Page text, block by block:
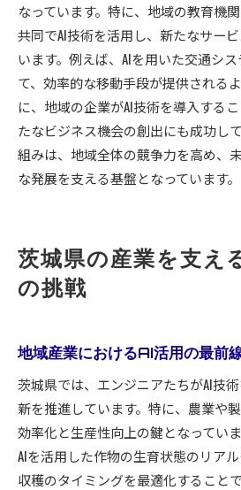
なっています。特に、地域の教育機
共同でAI技術を活用し、新たなサー
います。例えば、AIを用いた交通シ
て、効率的な移動手段が提供される
に、地域の企業がAI技術を導入する
たなビジネス機会の創出にも成功し
組みは、地域全体の競争力を高め、
な発展を支える基盤となっています。
茨城県の産業を支え
の挑戦
地域産業におけるAI活用の最前
茨城県では、エンジニアたちがAI技
新を推進しています。特に、農業や
効率化と生産性向上の鍵となってい
AIを活用した作物の生育状態のリアル
収穫のタイミングを最適化すること